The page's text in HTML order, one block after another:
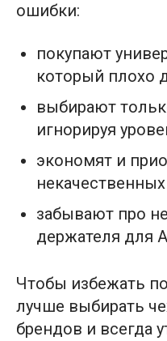
ошибки:
покупают
который плохо
выбирают
игнорируя
экономят и
забывают про
держателя для
Чтобы избежать
лучше выбирать
брендов и всегда